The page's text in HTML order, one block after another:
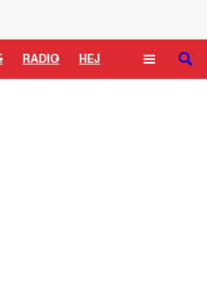
RADIO HEJ SÖK